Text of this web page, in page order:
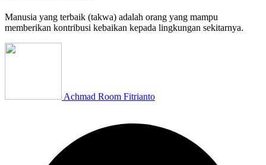
Manusia yang terbaik (takwa) adalah orang yang mampu
memberikan kontribusi kebaikan kepada lingkungan sekitarnya.
Achmad Room Fitrianto